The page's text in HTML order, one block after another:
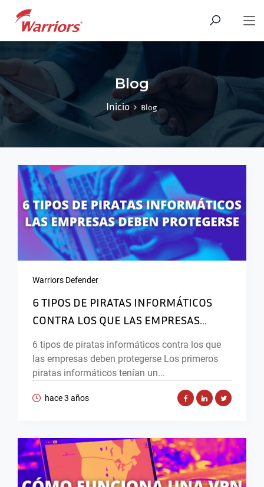
Blog
Inicio Blog
Warriors Defender
6 TIPOS DE PIRATAS INFORMÁTICOS
CONTRA LOS QUE LAS EMPRESAS...
6 tipos de piratas informáticos contra los que
las empresas deben protegerse Los primeros
piratas informáticos tenían un...
hace 3 años